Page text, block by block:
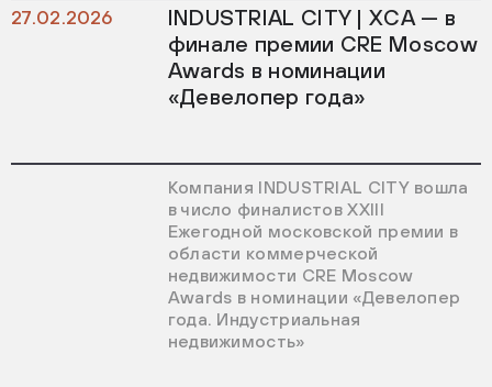
27.02.2026
INDUSTRIAL CITY | ХСА — в
финале премии CRE Moscow
Awards в номинации
«Девелопер года»
Компания INDUSTRIAL CITY вошла
в число финалистов XXIII
Ежегодной московской премии в
области коммерческой
недвижимости CRE Moscow
Awards в номинации «Девелопер
года. Индустриальная
недвижимость»